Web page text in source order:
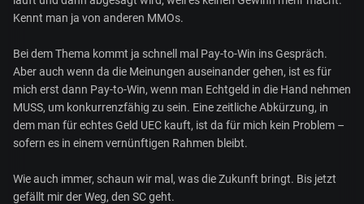
Kennt man ja von anderen MMOs.
Bei dem Thema kommt ja schnell mal Pay-to-Win ins Gespräch.
Aber auch wenn da die Meinungen auseinander gehen, ist es für
mich erst dann Pay-to-Win, wenn man Echtgeld in die Hand nehmen
MUSS, um konkurrenzfähig zu sein. Eine zeitliche Abkürzung, in
dem man für echtes Geld UEC kauft, ist da für mich kein Problem –
sofern es in einem vernünftigen Rahmen bleibt.
Wie auch immer, schaun wir mal, was die Zukunft bringt. Bis jetzt
gefällt mir der Weg, den SC geht.